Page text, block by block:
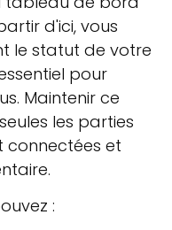
d'ici, vous
le statut de votre
pour
Maintenir ce
les parties
connectées et
: